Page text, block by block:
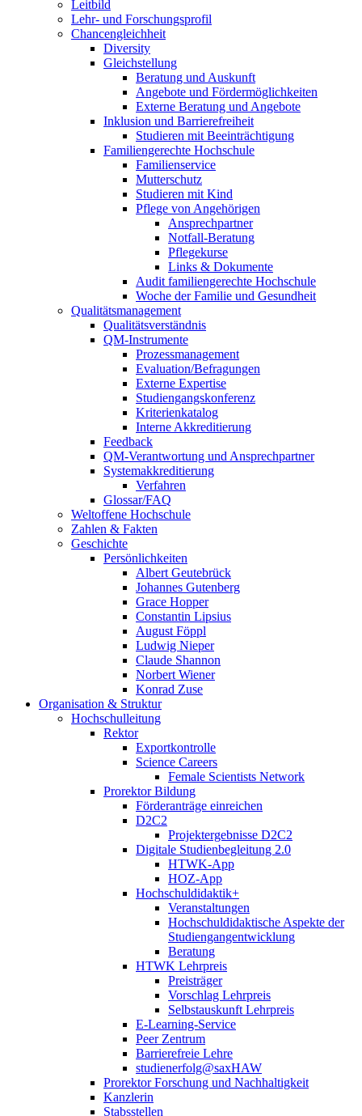
Leitbild
Lehr- und Forschungsprofil
Chancengleichheit
Diversity
Gleichstellung
Beratung und Auskunft
Angebote und Fördermöglichkeiten
Externe Beratung und Angebote
Inklusion und Barrierefreiheit
Studieren mit Beeinträchtigung
Familiengerechte Hochschule
Familienservice
Mutterschutz
Studieren mit Kind
Pflege von Angehörigen
Ansprechpartner
Notfall-Beratung
Pflegekurse
Links & Dokumente
Audit familiengerechte Hochschule
Woche der Familie und Gesundheit
Qualitätsmanagement
Qualitätsverständnis
QM-Instrumente
Prozessmanagement
Evaluation/Befragungen
Externe Expertise
Studiengangskonferenz
Kriterienkatalog
Interne Akkreditierung
Feedback
QM-Verantwortung und Ansprechpartner
Systemakkreditierung
Verfahren
Glossar/FAQ
Weltoffene Hochschule
Zahlen & Fakten
Geschichte
Persönlichkeiten
Albert Geutebrück
Johannes Gutenberg
Grace Hopper
Constantin Lipsius
August Föppl
Ludwig Nieper
Claude Shannon
Norbert Wiener
Konrad Zuse
Organisation & Struktur
Hochschulleitung
Rektor
Exportkontrolle
Science Careers
Female Scientists Network
Prorektor Bildung
Förderanträge einreichen
D2C2
Projektergebnisse D2C2
Digitale Studienbegleitung 2.0
HTWK-App
HOZ-App
Hochschuldidaktik+
Veranstaltungen
Hochschuldidaktische Aspekte der
Studiengangentwicklung
Beratung
HTWK Lehrpreis
Preisträger
Vorschlag Lehrpreis
Selbstauskunft Lehrpreis
E-Learning-Service
Peer Zentrum
Barrierefreie Lehre
studienerfolg@saxHAW
Prorektor Forschung und Nachhaltigkeit
Kanzlerin
Stabsstellen